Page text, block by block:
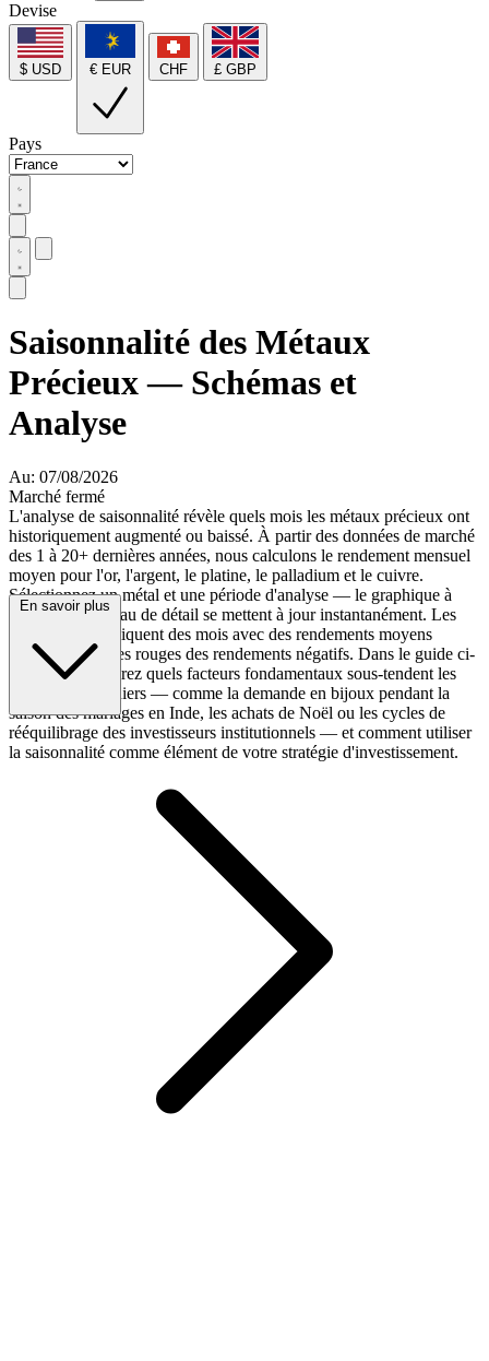
Devise
$ USD € EUR CHF £ GBP
Pays
Saisonnalité des Métaux
Précieux — Schémas et
Analyse
Au: 07/08/2026
Marché fermé
L'analyse de saisonnalité révèle quels mois les métaux précieux ont
historiquement augmenté ou baissé. À partir des données de marché
des 1 à 20+ dernières années, nous calculons le rendement mensuel
moyen pour l'or, l'argent, le platine, le palladium et le cuivre.
Sélectionnez un métal et une période d'analyse — le graphique à
barres et le tableau de détail se mettent à jour instantanément. Les
barres vertes indiquent des mois avec des rendements moyens
positifs, les barres rouges des rendements négatifs. Dans le guide ci-
dessous, découvrez quels facteurs fondamentaux sous-tendent les
schémas saisonniers — comme la demande en bijoux pendant la
saison des mariages en Inde, les achats de Noël ou les cycles de
rééquilibrage des investisseurs institutionnels — et comment utiliser
la saisonnalité comme élément de votre stratégie d'investissement.